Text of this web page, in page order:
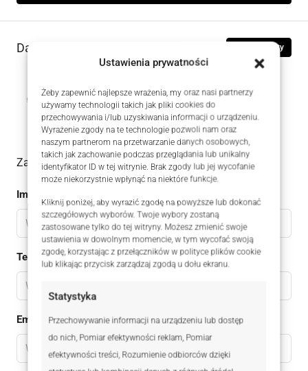
Ustawienia prywatności
Żeby zapewnić najlepsze wrażenia, my oraz nasi partnerzy
używamy technologii takich jak pliki cookies do
przechowywania i/lub uzyskiwania informacji o urządzeniu.
Wyrażenie zgody na te technologie pozwoli nam oraz
naszym partnerom na przetwarzanie danych osobowych,
takich jak zachowanie podczas przeglądania lub unikalny
identyfikator ID w tej witrynie. Brak zgody lub jej wycofanie
może niekorzystnie wpłynąć na niektóre funkcje.
Kliknij poniżej, aby wyrazić zgodę na powyższe lub dokonać
szczegółowych wyborów. Twoje wybory zostaną
zastosowane tylko do tej witryny. Możesz zmienić swoje
ustawienia w dowolnym momencie, w tym wycofać swoją
zgodę, korzystając z przełączników w polityce plików cookie
lub klikając przycisk zarządzaj zgodą u dołu ekranu.
Statystyka
Przechowywanie informacji na urządzeniu lub dostęp
do nich, Pomiar efektywności reklam, Pomiar
efektywności treści, Rozumienie odbiorców dzięki
Dane kontaktowe Zobacz oferty
Robert Afum
+48 511 167 664
Zadaj pytanie do oferty
Imię
Telefon
Email